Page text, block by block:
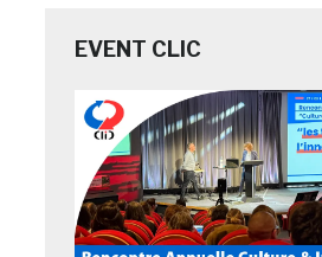
EVENT CLIC